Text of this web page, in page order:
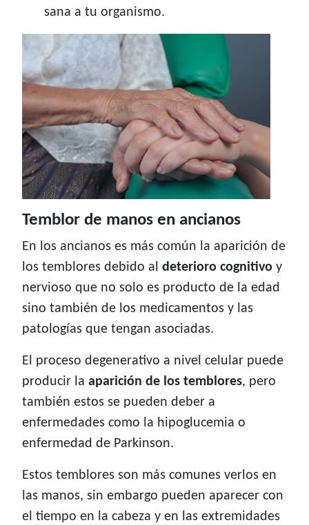
sana a tu organismo.
Temblor de manos en ancianos
En los ancianos es más común la aparición de
los temblores debido al deterioro cognitivo y
nervioso que no solo es producto de la edad
sino también de los medicamentos y las
patologías que tengan asociadas.
El proceso degenerativo a nivel celular puede
producir la aparición de los temblores, pero
también estos se pueden deber a
enfermedades como la hipoglucemia o
enfermedad de Parkinson.
Estos temblores son más comunes verlos en
las manos, sin embargo pueden aparecer con
el tiempo en la cabeza y en las extremidades